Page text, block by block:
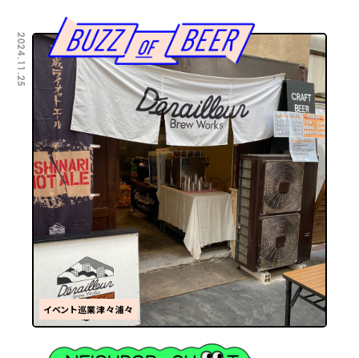
2024.11.25
イベント巡業津々浦々